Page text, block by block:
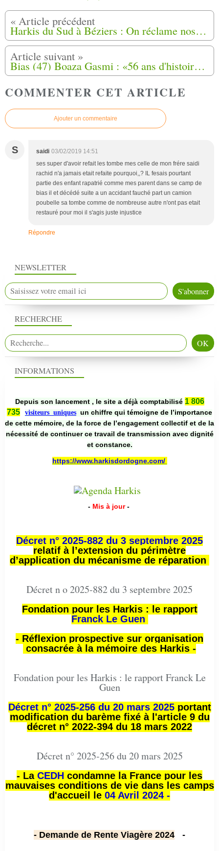
Harkis du Sud à Béziers : On réclame nos droits, pas l’aumône.
Bias (47) Boaza Gasmi : «56 ans d'histoire vécus aujourd'hui»
COMMENTER CET ARTICLE
Ajouter un commentaire
S saidi 03/02/2019 14:51
ses super d'avoir refait les tombe mes celle de mon frére saidi
rachid n'a jamais etait refaite pourquoi,,? IL fesais pourtant
partie des enfant rapatrié comme mes parent dans se camp de
bias il et décédé suite a un accidant fauché part un camion
poubelle sa tombe comme de nombreuse autre n'ont pas etait
restauré pour moi il s'agis juste injustice
Répondre
NEWSLETTER
RECHERCHE
INFORMATIONS
Depuis son lancement , le site a déjà comptabilisé 1 806
735
visiteurs uniques un chiffre qui témoigne de l’importance
de cette mémoire, de la force de l’engagement collectif et de la
nécessité de continuer ce travail de transmission avec dignité
et constance.
https://www.harkisdordogne.com/
- Mis à jour -
Décret n° 2025-882 du 3 septembre 2025
relatif à l’extension du périmètre
d’application du mécanisme de réparation
Décret n o 2025-882 du 3 septembre 2025
Fondation pour les Harkis : le rapport
Franck Le Guen
- Réflexion prospective sur organisation
consacrée à la mémoire des Harkis -
Fondation pour les Harkis : le rapport Franck Le
Guen
Décret n° 2025-256 du 20 mars 2025portant
modification du barème fixé à l'article 9 du
décret n° 2022-394 du 18 mars 2022
Décret n° 2025-256 du 20 mars 2025
- La CEDH condamne la France pour les
mauvaises conditions de vie dans les camps
d'accueil le 04 Avril 2024 -
- Demande de Rente Viagère 2024 -